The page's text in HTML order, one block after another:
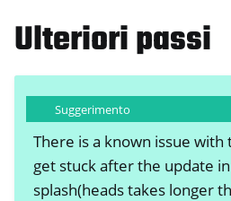
Ulteriori passi
Suggerimento
There is a known issue with
get stuck after the update
splash(heads takes longer